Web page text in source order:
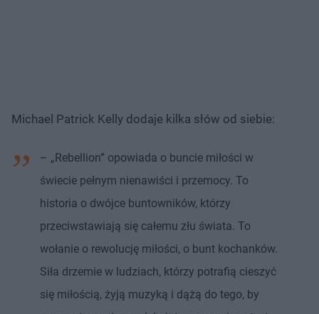
Michael Patrick Kelly dodaje kilka słów od siebie:
– „Rebellion” opowiada o buncie miłości w
świecie pełnym nienawiści i przemocy. To
historia o dwójce buntowników, którzy
przeciwstawiają się całemu złu świata. To
wołanie o rewolucję miłości, o bunt kochanków.
Siła drzemie w ludziach, którzy potrafią cieszyć
się miłością, żyją muzyką i dążą do tego, by